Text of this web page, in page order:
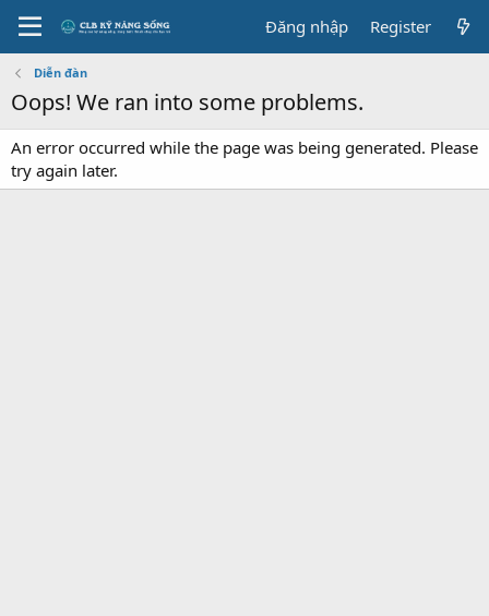
Đăng nhập Register
Diễn đàn
Oops! We ran into some problems.
An error occurred while the page was being generated. Please
try again later.